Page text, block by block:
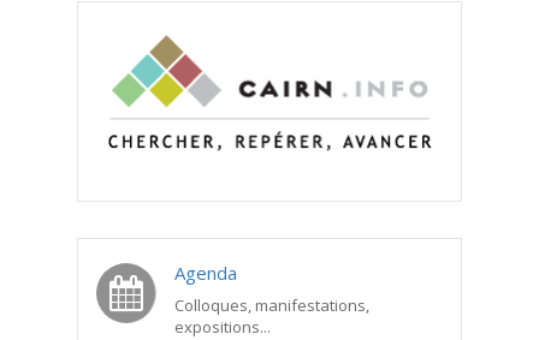
Agenda
Colloques, manifestations,
expositions...